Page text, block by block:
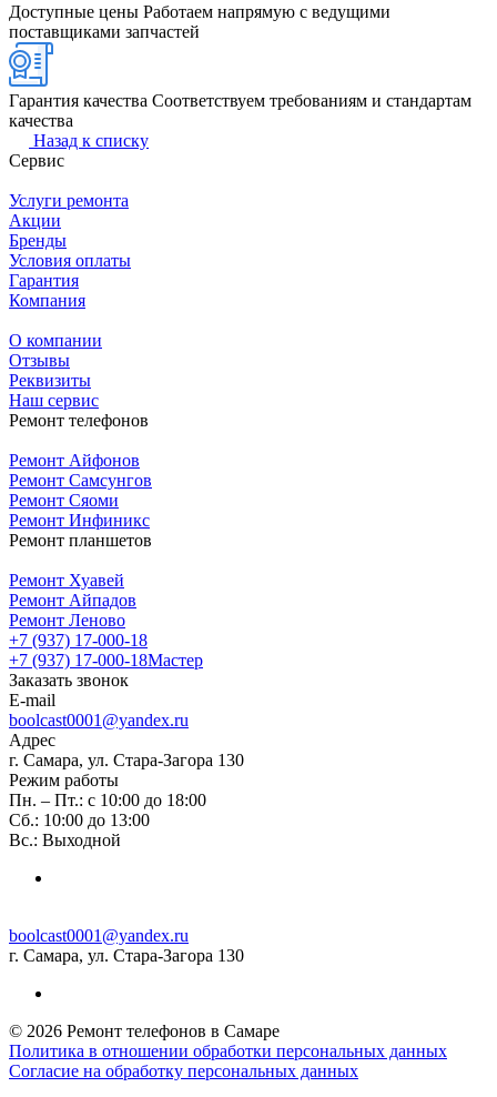
Доступные цены Работаем напрямую с ведущими
поставщиками запчастей
Гарантия качества Соответствуем требованиям и стандартам
качества
Назад к списку
Сервис
Услуги ремонта
Акции
Бренды
Условия оплаты
Гарантия
Компания
О компании
Отзывы
Реквизиты
Наш сервис
Ремонт телефонов
Ремонт Айфонов
Ремонт Самсунгов
Ремонт Сяоми
Ремонт Инфиникс
Ремонт планшетов
Ремонт Хуавей
Ремонт Айпадов
Ремонт Леново
+7 (937) 17-000-18
+7 (937) 17-000-18Мастер
Заказать звонок
E-mail
boolcast0001@yandex.ru
Адрес
г. Самара, ул. Стара-Загора 130
Режим работы
Пн. – Пт.: с 10:00 до 18:00
Сб.: 10:00 до 13:00
Вс.: Выходной
boolcast0001@yandex.ru
г. Самара, ул. Стара-Загора 130
© 2026 Ремонт телефонов в Самаре
Политика в отношении обработки персональных данных
Согласие на обработку персональных данных